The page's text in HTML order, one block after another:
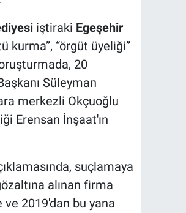
iştiraki Egeşehir
kurma”, “örgüt üyeliği”
20
Süleyman
merkezli Okçuoğlu
Erensan İnşaat'ın
suçlamaya
alınan firma
2019'dan bu yana